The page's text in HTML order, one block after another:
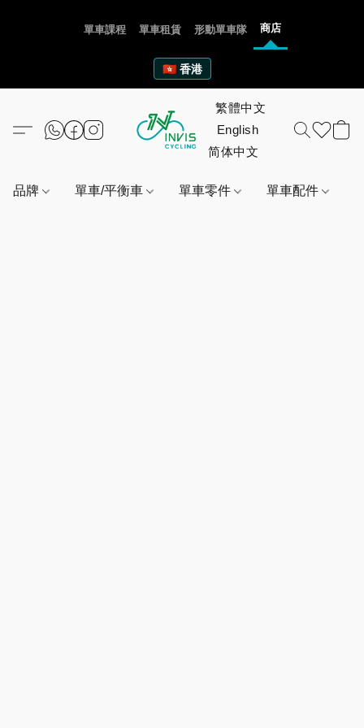
單車課程 單車租賃 形動單車隊 商店
🇭🇰 香港
品牌 單車/平衡車 單車零件 單車配件